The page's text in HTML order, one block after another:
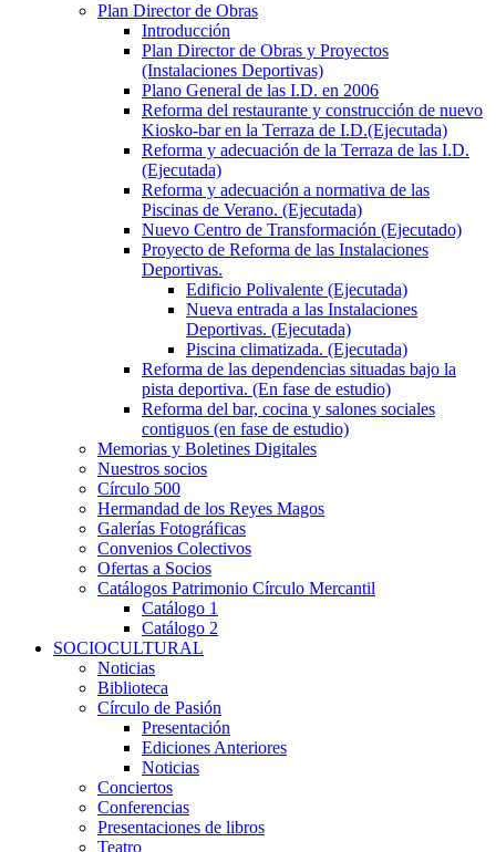
Plan Director de Obras
Introducción
Plan Director de Obras y Proyectos
(Instalaciones Deportivas)
Plano General de las I.D. en 2006
Reforma del restaurante y construcción de nuevo
Kiosko-bar en la Terraza de I.D.(Ejecutada)
Reforma y adecuación de la Terraza de las I.D.
(Ejecutada)
Reforma y adecuación a normativa de las
Piscinas de Verano. (Ejecutada)
Nuevo Centro de Transformación (Ejecutado)
Proyecto de Reforma de las Instalaciones
Deportivas.
Edificio Polivalente (Ejecutada)
Nueva entrada a las Instalaciones
Deportivas. (Ejecutada)
Piscina climatizada. (Ejecutada)
Reforma de las dependencias situadas bajo la
pista deportiva. (En fase de estudio)
Reforma del bar, cocina y salones sociales
contiguos (en fase de estudio)
Memorias y Boletines Digitales
Nuestros socios
Círculo 500
Hermandad de los Reyes Magos
Galerías Fotográficas
Convenios Colectivos
Ofertas a Socios
Catálogos Patrimonio Círculo Mercantil
Catálogo 1
Catálogo 2
SOCIOCULTURAL
Noticias
Biblioteca
Círculo de Pasión
Presentación
Ediciones Anteriores
Noticias
Conciertos
Conferencias
Presentaciones de libros
Teatro